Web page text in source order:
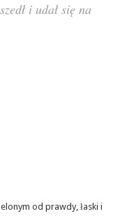
i udał się na
od prawdy, łaski i